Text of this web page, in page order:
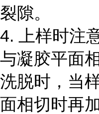
裂隙。
4. 上样时注
与凝胶平面
洗脱时，当
面相切时再